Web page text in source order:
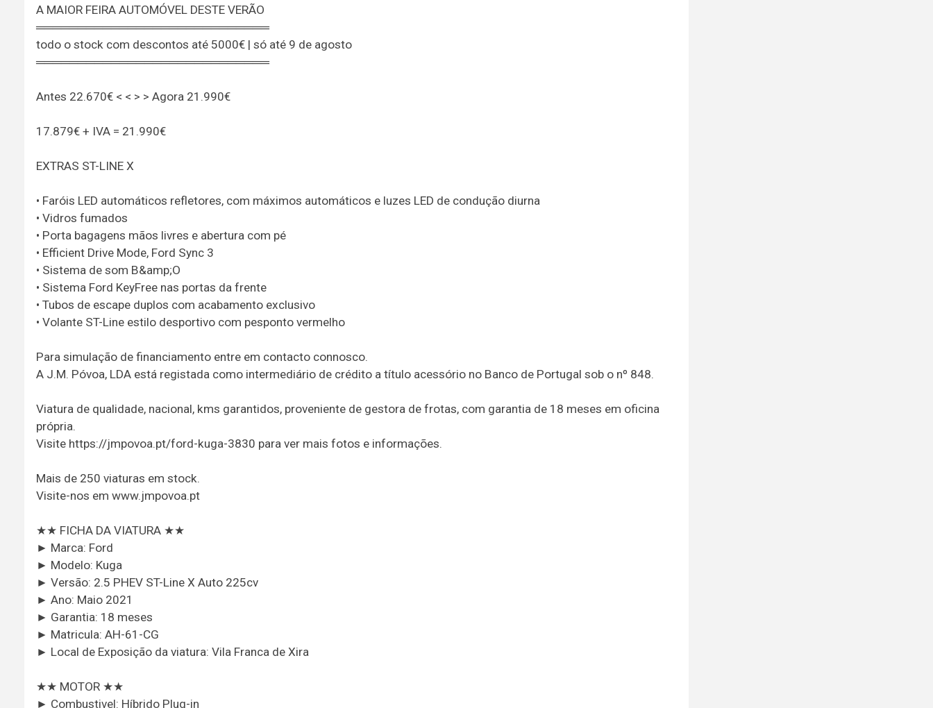
A MAIOR FEIRA AUTOMÓVEL DESTE VERÃO
════════════════════════════
todo o stock com descontos até 5000€ | só até 9 de agosto
════════════════════════════
Antes 22.670€ < < > > Agora 21.990€
17.879€ + IVA = 21.990€
EXTRAS ST-LINE X
• Faróis LED automáticos refletores, com máximos automáticos e luzes LED de condução diurna
• Vidros fumados
• Porta bagagens mãos livres e abertura com pé
• Efficient Drive Mode, Ford Sync 3
• Sistema de som B&amp;O
• Sistema Ford KeyFree nas portas da frente
• Tubos de escape duplos com acabamento exclusivo
• Volante ST-Line estilo desportivo com pesponto vermelho
Para simulação de financiamento entre em contacto connosco.
A J.M. Póvoa, LDA está registada como intermediário de crédito a título acessório no Banco de Portugal sob o nº 848.
Viatura de qualidade, nacional, kms garantidos, proveniente de gestora de frotas, com garantia de 18 meses em oficina
própria.
Visite https://jmpovoa.pt/ford-kuga-3830 para ver mais fotos e informações.
Mais de 250 viaturas em stock.
Visite-nos em www.jmpovoa.pt
★★ FICHA DA VIATURA ★★
► Marca: Ford
► Modelo: Kuga
► Versão: 2.5 PHEV ST-Line X Auto 225cv
► Ano: Maio 2021
► Garantia: 18 meses
► Matricula: AH-61-CG
► Local de Exposição da viatura: Vila Franca de Xira
★★ MOTOR ★★
► Combustivel: Híbrido Plug-in